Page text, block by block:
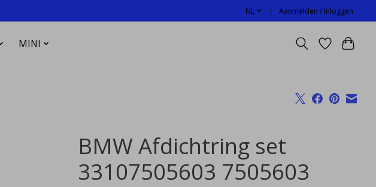
NL Aanmelden / Inloggen
MINI
BMW Afdichtring set
33107505603 7505603